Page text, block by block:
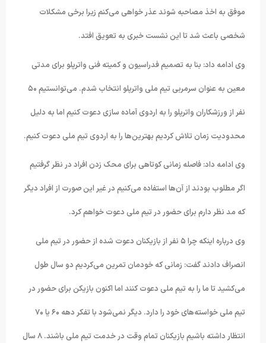
موفق به اخذ مصاحبه شوند عذر خواهی می‌کنم زیرا برخی مشکلات
شخصی باعث شد تا این نشست خبری به تعویق افتد.
وی ادامه داد: بنا به تصمیم فدراسیون و کمیته فنی واترپلو برای مدتی
معین به عنوان سرمربی تیم ملی واترپلو انتخاب شدم. می‌توانستیم ۵۰
نفر از ورزشکاران واترپلو را به اردوی آماده سازی دعوت کنیم اما به دلیل
محدودیت زمان تلاش کردیم بهترین‌ها را به اردوی تیم ملی دعوت کنیم.
وی ادامه داد: فاصله زمانی کوتاهی برای محک زدن افراد در نظر گرفتیم
اگر مطلوب بودند از آن‌ها استفاده می‌کنیم در غیر این صورت از افراد دیگر
که مد نظر دارم برای حضور در تیم ملی دعوت خواهم کرد.
وی درباره اینکه چرا ۵ نفر از بازیکنان دعوت شده از حضور در تیم ملی
انصراف دادند گفت: زمانی که خودمان تمرین می‌کردیم دو سال طول
می‌کشید تا ما را به تیم ملی دعوت کنند اما اکنون بازیکن برای حضور در
تیم ملی خواسته‌های خود را دارد. دیگر نمی‌شود با تفکر دهه ۶۰ یا ۷۰
انتظار داشته باشیم بازیکنان تمام وقت در خدمت تیم ملی باشند. ۸ سال